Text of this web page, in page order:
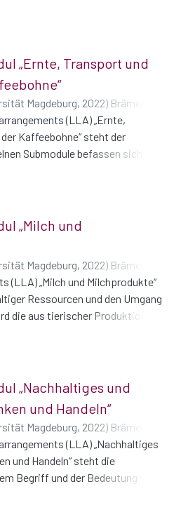
Lehr-Lernarrangements ein
Zentrales Ziel ist hierbei,
und Umsetzung im privaten als
und die Lernenden dazu anzuregen,
mehr Aufmerksamkeit zu
Verständnis für Nachhaltigkeit
„Ernte, Transport und
Magdeburg, 2022) Brämer,
König, Lisa;Schüßler, Philipp
(LLA) „Ernte,
Kaffeebohne“ steht der
Submodule befassen sich mit
dem Transport und den
abgeschlossen sind.
„Milch und
Magdeburg, 2022) Brämer,
Philipp;Vieback, Linda
(LLA) „Milch und Milchprodukte“
Ressourcen und den Umgang
die aus tierischer Produktion
verwendet, da sie als
Verwendung
und Weiterverarbeitung von
und ökonomische
beleuchtet werden.
„Nachhaltiges und
und Handeln“
Magdeburg, 2022) Brämer,
Linda(LLA) „Nachhaltiges
und Handeln“ steht die
Begriff und der Bedeutung von
wird durch die Reflektion
und Alternativen entwickelt.